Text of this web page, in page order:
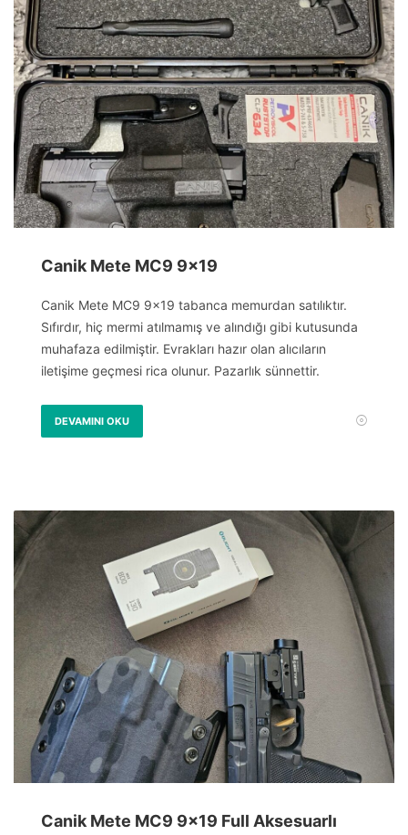
Canik Mete MC9 9×19
Canik Mete MC9 9×19 tabanca memurdan satılıktır.
Sıfırdır, hiç mermi atılmamış ve alındığı gibi kutusunda
muhafaza edilmiştir. Evrakları hazır olan alıcıların
iletişime geçmesi rica olunur. Pazarlık sünnettir.
DEVAMINI OKU
Canik Mete MC9 9×19 Full Aksesuarlı